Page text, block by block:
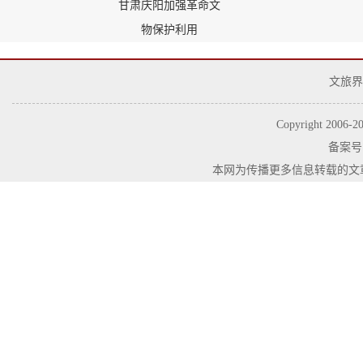
甘肃庆阳加强革命文
物保护利用
文旅
Copyright 2006-
备案
本网为传播更多信息转载的